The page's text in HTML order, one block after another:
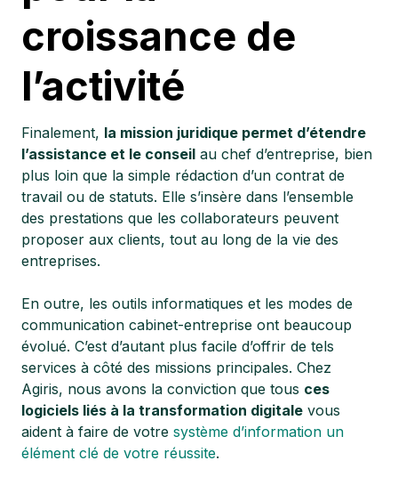
croissance de
l’activité
Finalement, la mission juridique permet d’étendre
l’assistance et le conseil au chef d’entreprise, bien
plus loin que la simple rédaction d’un contrat de
travail ou de statuts. Elle s’insère dans l’ensemble
des prestations que les collaborateurs peuvent
proposer aux clients, tout au long de la vie des
entreprises.
En outre, les outils informatiques et les modes de
communication cabinet-entreprise ont beaucoup
évolué. C’est d’autant plus facile d’offrir de tels
services à côté des missions principales. Chez
Agiris, nous avons la conviction que tous ces
logiciels liés à la transformation digitale vous
aident à faire de votre système d’information un
élément clé de votre réussite.